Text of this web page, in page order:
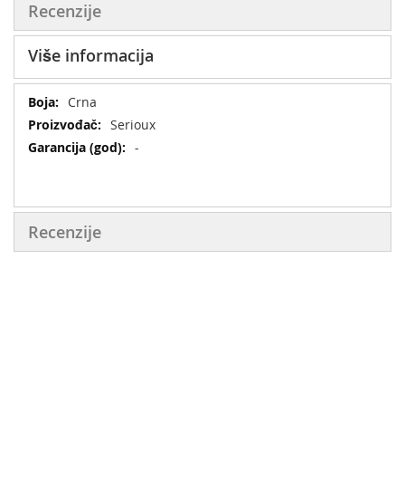
Recenzije
Više informacija
Više
informacija
Crna
Serioux
-
Recenzije